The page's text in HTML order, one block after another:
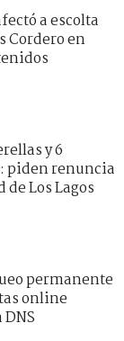
a escolta
Cordero en
y 6
piden renuncia
de Los Lagos
permanente
online